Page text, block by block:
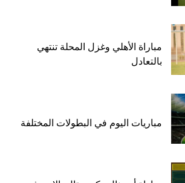
مباراة الأهلي وغزل المحلة تنتهي
بالتعادل
مباريات اليوم في البطولات المختلفة